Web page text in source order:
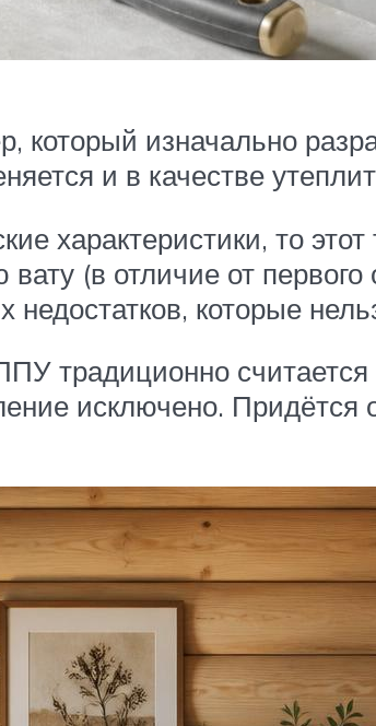
который изначально
и в качестве
характеристики, то
(в отличие от
которые
традиционно
исключено.